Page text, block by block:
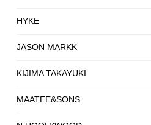
HYKE
JASON MARKK
KIJIMA TAKAYUKI
MAATEE&SONS